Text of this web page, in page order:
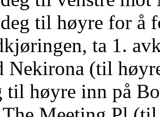
til høyre for å
ta 1.
Nekirona (til
til høyre inn på